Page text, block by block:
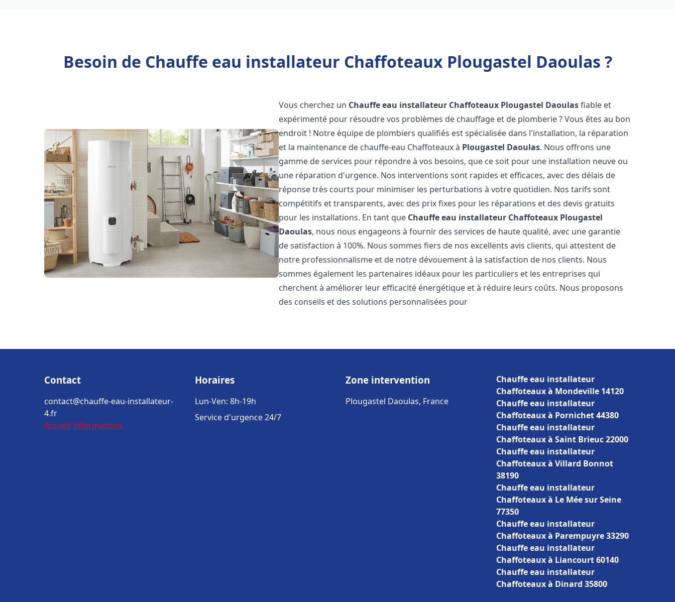
Besoin de Chauffe eau installateur Chaffoteaux Plougastel Daoulas ?
Vous cherchez un Chauffe eau installateur Chaffoteaux Plougastel Daoulasfiable et
expérimenté pour résoudre vos problèmes de chauffage et de plomberie ? Vous êtes au bon
endroit ! Notre équipe de plombiers qualifiés est spécialisée dans l'installation, la réparation
et la maintenance de chauffe-eau Chaffoteaux à Plougastel Daoulas. Nous offrons une
gamme de services pour répondre à vos besoins, que ce soit pour une installation neuve ou
une réparation d'urgence. Nos interventions sont rapides et efficaces, avec des délais de
réponse très courts pour minimiser les perturbations à votre quotidien. Nos tarifs sont
compétitifs et transparents, avec des prix fixes pour les réparations et des devis gratuits
pour les installations. En tant que Chauffe eau installateur Chaffoteaux Plougastel
Daoulas, nous nous engageons à fournir des services de haute qualité, avec une garantie
de satisfaction à 100%. Nous sommes fiers de nos excellents avis clients, qui attestent de
notre professionnalisme et de notre dévouement à la satisfaction de nos clients. Nous
sommes également les partenaires idéaux pour les particuliers et les entreprises qui
cherchent à améliorer leur efficacité énergétique et à réduire leurs coûts. Nous proposons
des conseils et des solutions personnalisées pour
Contact
contact@chauffe-eau-installateur-
4.fr
Accueil Informations
Horaires
Lun-Ven: 8h-19h
Service d'urgence 24/7
Zone intervention
Plougastel Daoulas, France
Chauffe eau installateur
Chaffoteaux à Mondeville 14120
Chauffe eau installateur
Chaffoteaux à Pornichet 44380
Chauffe eau installateur
Chaffoteaux à Saint Brieuc 22000
Chauffe eau installateur
Chaffoteaux à Villard Bonnot
38190
Chauffe eau installateur
Chaffoteaux à Le Mée sur Seine
77350
Chauffe eau installateur
Chaffoteaux à Parempuyre 33290
Chauffe eau installateur
Chaffoteaux à Liancourt 60140
Chauffe eau installateur
Chaffoteaux à Dinard 35800